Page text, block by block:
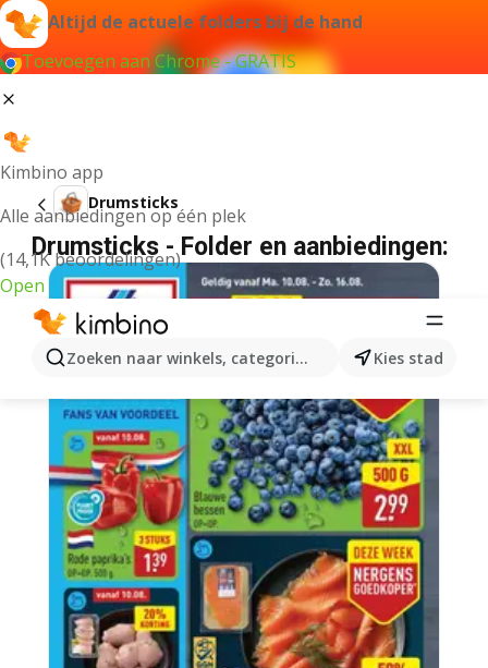
Altijd de actuele folders bij de hand
Toevoegen aan Chrome - GRATIS
Kimbino app
Alle aanbiedingen op één plek
(14,1K beoordelingen)
Open
Zoeken naar winkels, categorieën, producten...
Kies stad
Drumsticks
Drumsticks - Folder en aanbiedingen: